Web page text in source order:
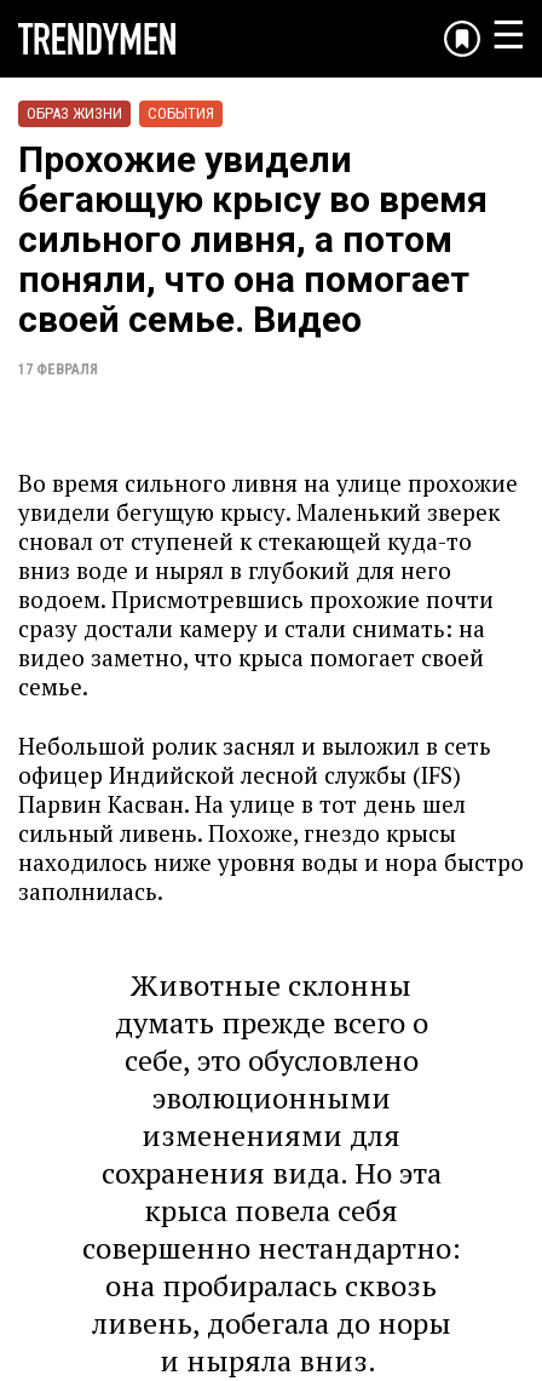
☰
ОБРАЗ ЖИЗНИ СОБЫТИЯ
Прохожие увидели
бегающую крысу во время
сильного ливня, а потом
поняли, что она помогает
своей семье. Видео
17 ФЕВРАЛЯ
Во время сильного ливня на улице прохожие
увидели бегущую крысу. Маленький зверек
сновал от ступеней к стекающей куда-то
вниз воде и нырял в глубокий для него
водоем. Присмотревшись прохожие почти
сразу достали камеру и стали снимать: на
видео заметно, что крыса помогает своей
семье.
Небольшой ролик заснял и выложил в сеть
офицер Индийской лесной службы (IFS)
Парвин Касван. На улице в тот день шел
сильный ливень. Похоже, гнездо крысы
находилось ниже уровня воды и нора быстро
заполнилась.
Животные склонны
думать прежде всего о
себе, это обусловлено
эволюционными
изменениями для
сохранения вида. Но эта
крыса повела себя
совершенно нестандартно:
она пробиралась сквозь
ливень, добегала до норы
и ныряла вниз.